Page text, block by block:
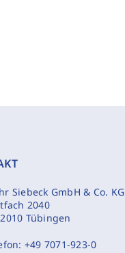
Siebeck GmbH & Co. KG
2040
Tübingen
+49 7071-923-0